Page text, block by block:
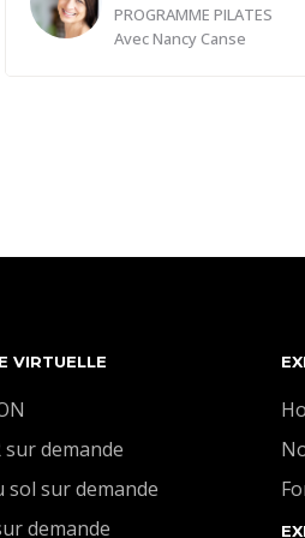
PROGRAMME PILATES
AvecNancy Canse
construire solidement, en pleine
VIRTUELLE
sur demande
sol sur demande
demande